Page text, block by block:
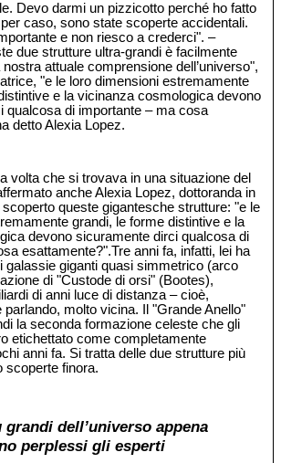
Devo darmi un pizzicotto perché ho fatto
caso, sono state scoperte accidentali.
e non riesco a crederci". –
due strutture ultra-grandi è facilmente
attuale comprensione dell’universo",
"e le loro dimensioni estremamente
e la vicinanza cosmologica devono
qualcosa di importante – ma cosa
detto Alexia Lopez.
volta che si trovava in una situazione del
anche Alexia Lopez, dottoranda in
queste gigantesche strutture: "e le
grandi, le forme distintive e la
devono sicuramente dirci qualcosa di
esattamente?".Tre anni fa, infatti, lei ha
galassie giganti quasi simmetrico (arco
di "Custode di orsi" (Bootes),
di anni luce di distanza – cioè,
molto vicina. Il "Grande Anello"
la seconda formazione celeste che gli
etichettato come completamente
anni fa. Si tratta delle due strutture più
scoperte finora.
dell’universo appena
perplessi gli esperti